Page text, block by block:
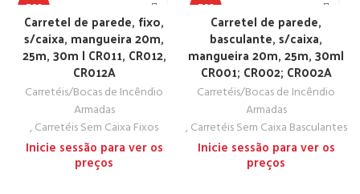
TOP
Carretel de parede, fixo,
s/caixa, mangueira 20m,
25m, 30m | CR011, CR012,
CR012A
Carretéis/Bocas de Incêndio
Armadas
,Carretéis Sem Caixa Fixos
Inicie sessão para ver os
preços
TOP
Carretel de parede,
basculante, s/caixa,
mangueira 20m, 25m, 30m|
CR001; CR002; CR002A
Carretéis/Bocas de Incêndio
Armadas
,Carretéis Sem Caixa Basculantes
Inicie sessão para ver os
preços